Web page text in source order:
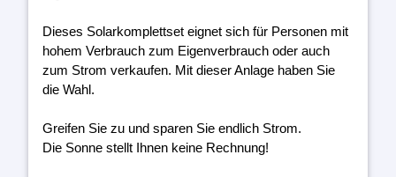
Dieses Solarkomplettset eignet sich für Personen mit
hohem Verbrauch zum Eigenverbrauch oder auch
zum Strom verkaufen. Mit dieser Anlage haben Sie
die Wahl.
Greifen Sie zu und sparen Sie endlich Strom.
Die Sonne stellt Ihnen keine Rechnung!